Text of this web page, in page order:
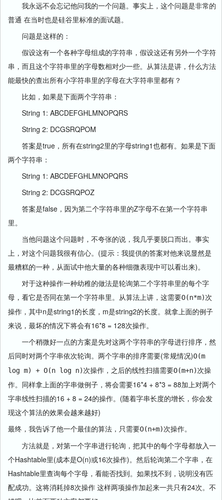
我永远不会忘记他问我的一个问题。事实上，这个问题是非常的
普通 在当时也是硅谷里标准的面试题。
问题是这样的：
假设这有一个各种字母组成的字符串，假设这还有另外一个字符
串，而且这个字符串里的字母数相对少一些。从算法是讲，什么方法
能最快的查出所有小字符串里的字母在大字符串里都有？
比如，如果是下面两个字符串：
String 1: ABCDEFGHLMNOPQRS
String 2: DCGSRQPOM
答案是true，所有在string2里的字母string1也都有。如果是下面
两个字符串：
String 1: ABCDEFGHLMNOPQRS
String 2: DCGSRQPOZ
答案是false，因为第二个字符串里的Z字母不在第一个字符串
里。
当他问题这个问题时，不夸张的说，我几乎要脱口而出。事实
上，对这个问题我很有信心。(提示：我提供的答案对他来说显然是
最糟糕的一种，从面试中他大量的各种细微表现中可以看出来)。
对于这种操作一种幼稚的做法是轮询第二个字符串里的每个字
母，看它是否同在第一个字符串里。从算法上讲，这需要O(n*m)次
操作，其中n是string1的长度，m是string2的长度。就拿上面的例子
来说，最坏的情况下将会有16*8 = 128次操作。
一个稍微好一点的方案是先对这两个字符串的字母进行排序，然
后同时对两个字串依次轮询。两个字串的排序需要(常规情况)O(m
log m) + O(n log n)次操作，之后的线性扫描需要O(m+n)次操
作。同样拿上面的字串做例子，将会需要16*4 + 8*3 = 88加上对两个
字串线性扫描的16 + 8 = 24的操作。(随着字串长度的增长，你会发
现这个算法的效果会越来越好)
最终，我告诉了他一个最佳的算法，只需要O(n+m)次操作。
方法就是，对第一个字串进行轮询，把其中的每个字母都放入一
个Hashtable里(成本是O(n)或16次操作)。然后轮询第二个字串，在
Hashtable里查询每个字母，看能否找到。如果找不到，说明没有匹
配成功。这将消耗掉8次操作 这样两项操作加起来一共只有24次。不